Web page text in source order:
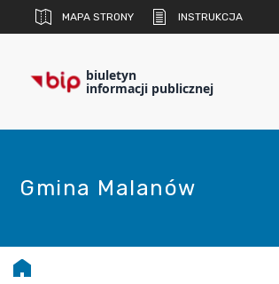
MAPA STRONY INSTRUKCJA
biuletyn
informacji publicznej
Gmina Malanów